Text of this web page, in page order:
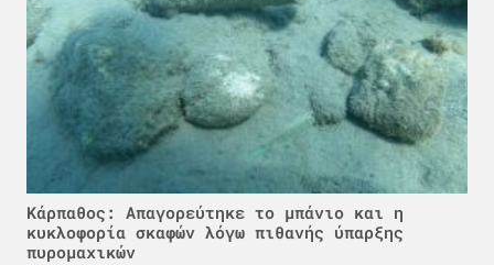
Κάρπαθος: Απαγορεύτηκε το μπάνιο και η
κυκλοφορία σκαφών λόγω πιθανής ύπαρξης
πυρομαχικών